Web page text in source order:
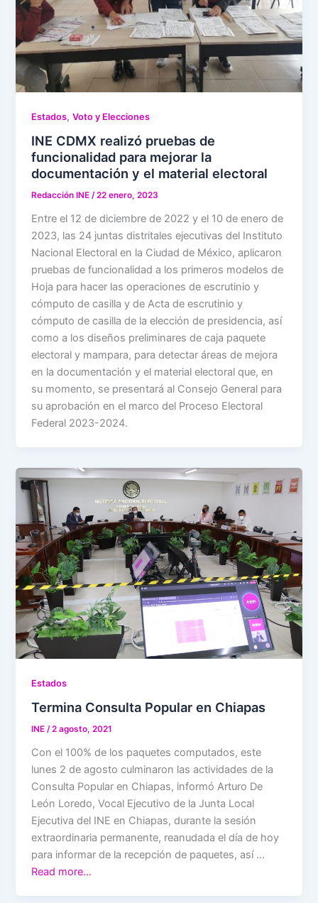
Estados,Voto y Elecciones
INE CDMX realizó pruebas de
funcionalidad para mejorar la
documentación y el material electoral
Redacción INE/22 enero, 2023
Entre el 12 de diciembre de 2022 y el 10 de enero de
2023, las 24 juntas distritales ejecutivas del Instituto
Nacional Electoral en la Ciudad de México, aplicaron
pruebas de funcionalidad a los primeros modelos de
Hoja para hacer las operaciones de escrutinio y
cómputo de casilla y de Acta de escrutinio y
cómputo de casilla de la elección de presidencia, así
como a los diseños preliminares de caja paquete
electoral y mampara, para detectar áreas de mejora
en la documentación y el material electoral que, en
su momento, se presentará al Consejo General para
su aprobación en el marco del Proceso Electoral
Federal 2023-2024.
Estados
Termina Consulta Popular en Chiapas
INE/2 agosto, 2021
Con el 100% de los paquetes computados, este
lunes 2 de agosto culminaron las actividades de la
Consulta Popular en Chiapas, informó Arturo De
León Loredo, Vocal Ejecutivo de la Junta Local
Ejecutiva del INE en Chiapas, durante la sesión
extraordinaria permanente, reanudada el día de hoy
para informar de la recepción de paquetes, así …
Read more…